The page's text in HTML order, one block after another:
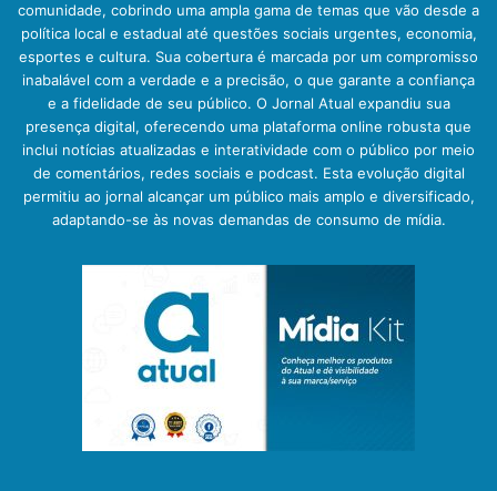
comunidade, cobrindo uma ampla gama de temas que vão desde a
política local e estadual até questões sociais urgentes, economia,
esportes e cultura. Sua cobertura é marcada por um compromisso
inabalável com a verdade e a precisão, o que garante a confiança
e a fidelidade de seu público. O Jornal Atual expandiu sua
presença digital, oferecendo uma plataforma online robusta que
inclui notícias atualizadas e interatividade com o público por meio
de comentários, redes sociais e podcast. Esta evolução digital
permitiu ao jornal alcançar um público mais amplo e diversificado,
adaptando-se às novas demandas de consumo de mídia.